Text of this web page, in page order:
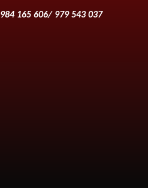
984 165 606/ 979 543 037